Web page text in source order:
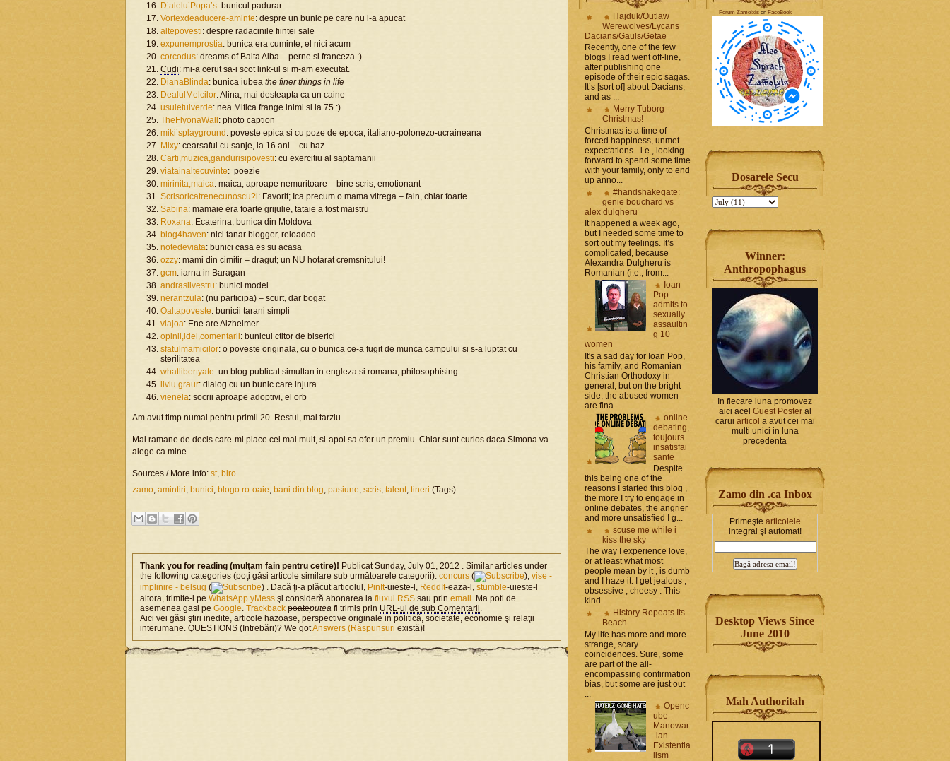
D’alelu’Popa’s: bunicul padurar
Vortexdeaducere-aminte: despre un bunic pe care nu l-a apucat
altepovesti: despre radacinile fiintei sale
expunemprostia: bunica era cuminte, el nici acum
corcodus: dreams of Balta Alba – perne si franceza :)
Cudi: mi-a cerut sa-i scot link-ul si m-am executat.
DianaBlinda: bunica iubea the finer things in life
DealulMelcilor: Alina, mai desteapta ca un caine
usuletulverde: nea Mitica frange inimi si la 75 :)
TheFlyonaWall : photo caption
miki’splayground : poveste epica si cu poze de epoca, italiano-polonezo-ucraineana
Mixy: cearsaful cu sanje, la 16 ani – cu haz
Carti,muzica,gandurisipovesti: cu exercitiu al saptamanii
viatainaltecuvinte: poezie
mirinita,maica: maica, aproape nemuritoare – bine scris, emotionant
Scrisoricatrenecunoscu?i: Favorit; Ica precum o mama vitrega – fain, chiar foarte
Sabina: mamaie era foarte grijulie, tataie a fost maistru
Roxana: Ecaterina, bunica din Moldova
blog4haven: nici tanar blogger, reloaded
notedeviata: bunici casa es su acasa
ozzy: mami din cimitir – dragut; un NU hotarat cremsnitului!
gcm: iarna in Baragan
andrasilvestru: bunici model
nerantzula: (nu participa) – scurt, dar bogat
Oaltapoveste: bunicii tarani simpli
viajoa: Ene are Alzheimer
opinii,idei,comentarii: bunicul ctitor de biserici
sfatulmamicilor: o poveste originala, cu o bunica ce-a fugit de munca campului si s-a luptat cu
sterilitatea
whatlibertyate: un blog publicat simultan in engleza si romana; philosophising
liviu.graur: dialog cu un bunic care injura
vienela: socrii aproape adoptivi, el orb
Am avut timp numai pentru primii 20. Restul, mai tarziu.
Mai ramane de decis care-mi place cel mai mult, si-apoi sa ofer un premiu. Chiar sunt curios daca Simona va
alege ca mine.
Sources / More info: st, biro
zamo, amintiri, bunici, blogo.ro-oaie, bani din blog, pasiune, scris, talent, tineri (Tags)
Thank you for reading (mulţam fain pentru cetire)! Publicat Sunday, July 01, 2012 . Similar articles under
the following categories (poţi găsi articole similare sub următoarele categorii): concurs ( ), vise -
implinire - belsug ( ) . Dacă ţi-a plăcut articolul, PinIt-uieste-l, ReddIt-eaza-l, stumble-uieste-l
altora, trimite-l pe WhatsApp yMess şi consideră abonarea la fluxul RSS sau prin email . Ma poti de
asemenea gasi pe Google. Trackback poateputea fi trimis prin URL-ul de sub Comentarii.
Aici vei găsi ştiri inedite, articole hazoase, perspective originale in politică, societate, economie şi relaţii
interumane. QUESTIONS (Intrebări)? We gotAnswers (Răspunsuri există)!
Hajduk/Outlaw
Werewolves/Lycans
Dacians/Gauls/Getae
Recently, one of the few
blogs I read went off-line,
after publishing one
episode of their epic sagas.
It’s [sort of] about Dacians,
and as ...
Merry Tuborg
Christmas!
Christmas is a time of
forced happiness, unmet
expectations - i.e., looking
forward to spend some time
with your family, only to end
up anno...
#handshakegate:
genie bouchard vs
alex dulgheru
It happened a week ago,
but I needed some time to
sort out my feelings. It’s
complicated, because
Alexandra Dulgheru is
Romanian (i.e., from...
Ioan
Pop
admits to
sexually
assaultin
g 10
women
It's a sad day for Ioan Pop,
his family, and Romanian
Christian Orthodoxy in
general, but on the bright
side, the abused women
are fina...
online
debating,
toujours
insatisfai
sante
Despite
this being one of the
reasons I started this blog ,
the more I try to engage in
online debates, the angrier
and more unsatisfied I g...
scuse me while i
kiss the sky
The way I experience love,
or at least what most
people mean by it , is dumb
and I haze it. I get jealous ,
obsessive , cheesy . This
kind...
History Repeats Its
Beach
My life has more and more
strange, scary
coincidences. Sure, some
are part of the all-
encompassing confirmation
bias, but some are just out
Openc
ube
Manowar
-ian
Existentia
lism
Forum Zamolxis on FaceBook
Dosarele Secu
Winner:
Anthropophagus
In fiecare luna promovez
aici acel Guest Posteral
carui articol a avut cei mai
multi unici in luna
precedenta
Zamo din .ca Inbox
Primeşte articolele
integral şi automat!
Desktop Views Since
June 2010
Mah Authoritah